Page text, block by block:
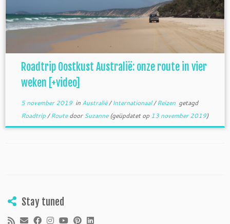
Roadtrip Oostkust Australië: onze route in vier
weken [+video]
5 november 2019in Australië/Internationaal/Reizen getagd
Roadtrip/RoutedoorSuzanne(geüpdatet op 13 november 2019)
Stay tuned